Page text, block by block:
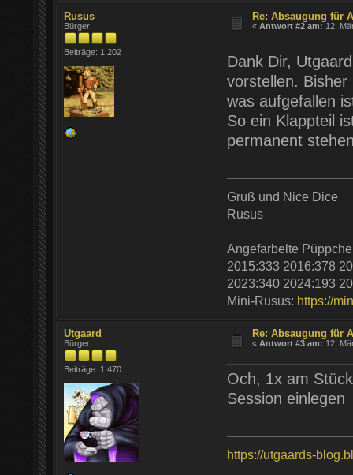
Rusus
Bürger
Beiträge: 1.202
Re: Absaugung für
«Antwort #2 am: 12.
Dank Dir,
vorstellen.
was aufgefallen
So ein Klappteil
permanent
Gruß und Nice Dice
Rusus
Angefarbelte
2015:333 2016:378
2023:340 2024:193
Mini-Rusus: https://
Utgaard
Bürger
Beiträge: 1.470
Re: Absaugung für
«Antwort #3 am: 12.
Och, 1x am
Session
https://utgaards-